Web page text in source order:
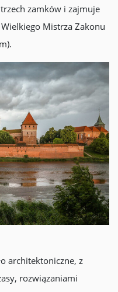
zamków i zajmuje
Mistrza Zakonu
architektoniczne, z
rozwiązaniami